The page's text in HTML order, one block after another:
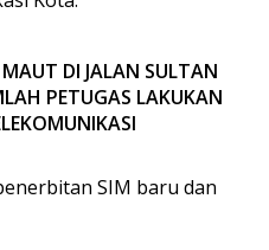
DI JALAN SULTAN
PETUGAS LAKUKAN
SIM baru dan